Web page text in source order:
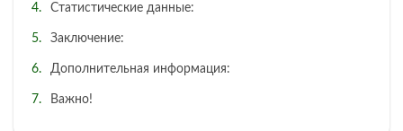
Статистические данные:
Заключение:
Дополнительная информация:
Важно!